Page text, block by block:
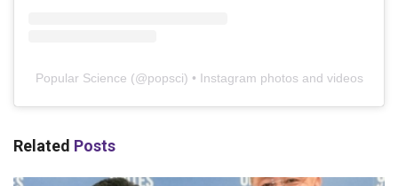
Popular Science (@popsci) • Instagram photos and videos
Related Posts